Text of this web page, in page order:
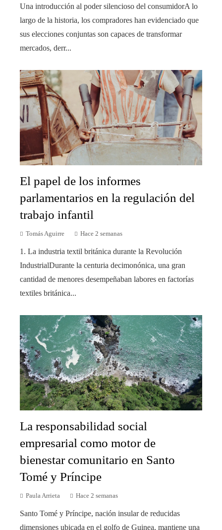
Una introducción al poder silencioso del consumidorA lo
largo de la historia, los compradores han evidenciado que
sus elecciones conjuntas son capaces de transformar
mercados, derr...
El papel de los informes
parlamentarios en la regulación del
trabajo infantil
Tomás Aguirre Hace 2 semanas
1. La industria textil británica durante la Revolución
IndustrialDurante la centuria decimonónica, una gran
cantidad de menores desempeñaban labores en factorías
textiles británica...
La responsabilidad social
empresarial como motor de
bienestar comunitario en Santo
Tomé y Príncipe
Paula Arrieta Hace 2 semanas
Santo Tomé y Príncipe, nación insular de reducidas
dimensiones ubicada en el golfo de Guinea, mantiene una